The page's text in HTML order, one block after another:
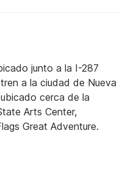
junto a la I-287
a la ciudad de Nueva
cerca de la
Arts Center,
Great Adventure.